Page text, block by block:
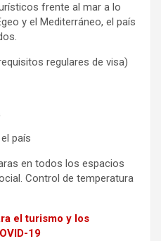
frente al mar a lo
y el Mediterráneo, el país
regulares de visa)
país
en todos los espacios
Control de temperatura
el turismo y los
19